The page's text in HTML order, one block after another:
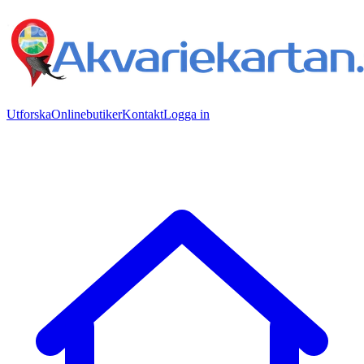
UtforskaOnlinebutikerKontaktLogga in